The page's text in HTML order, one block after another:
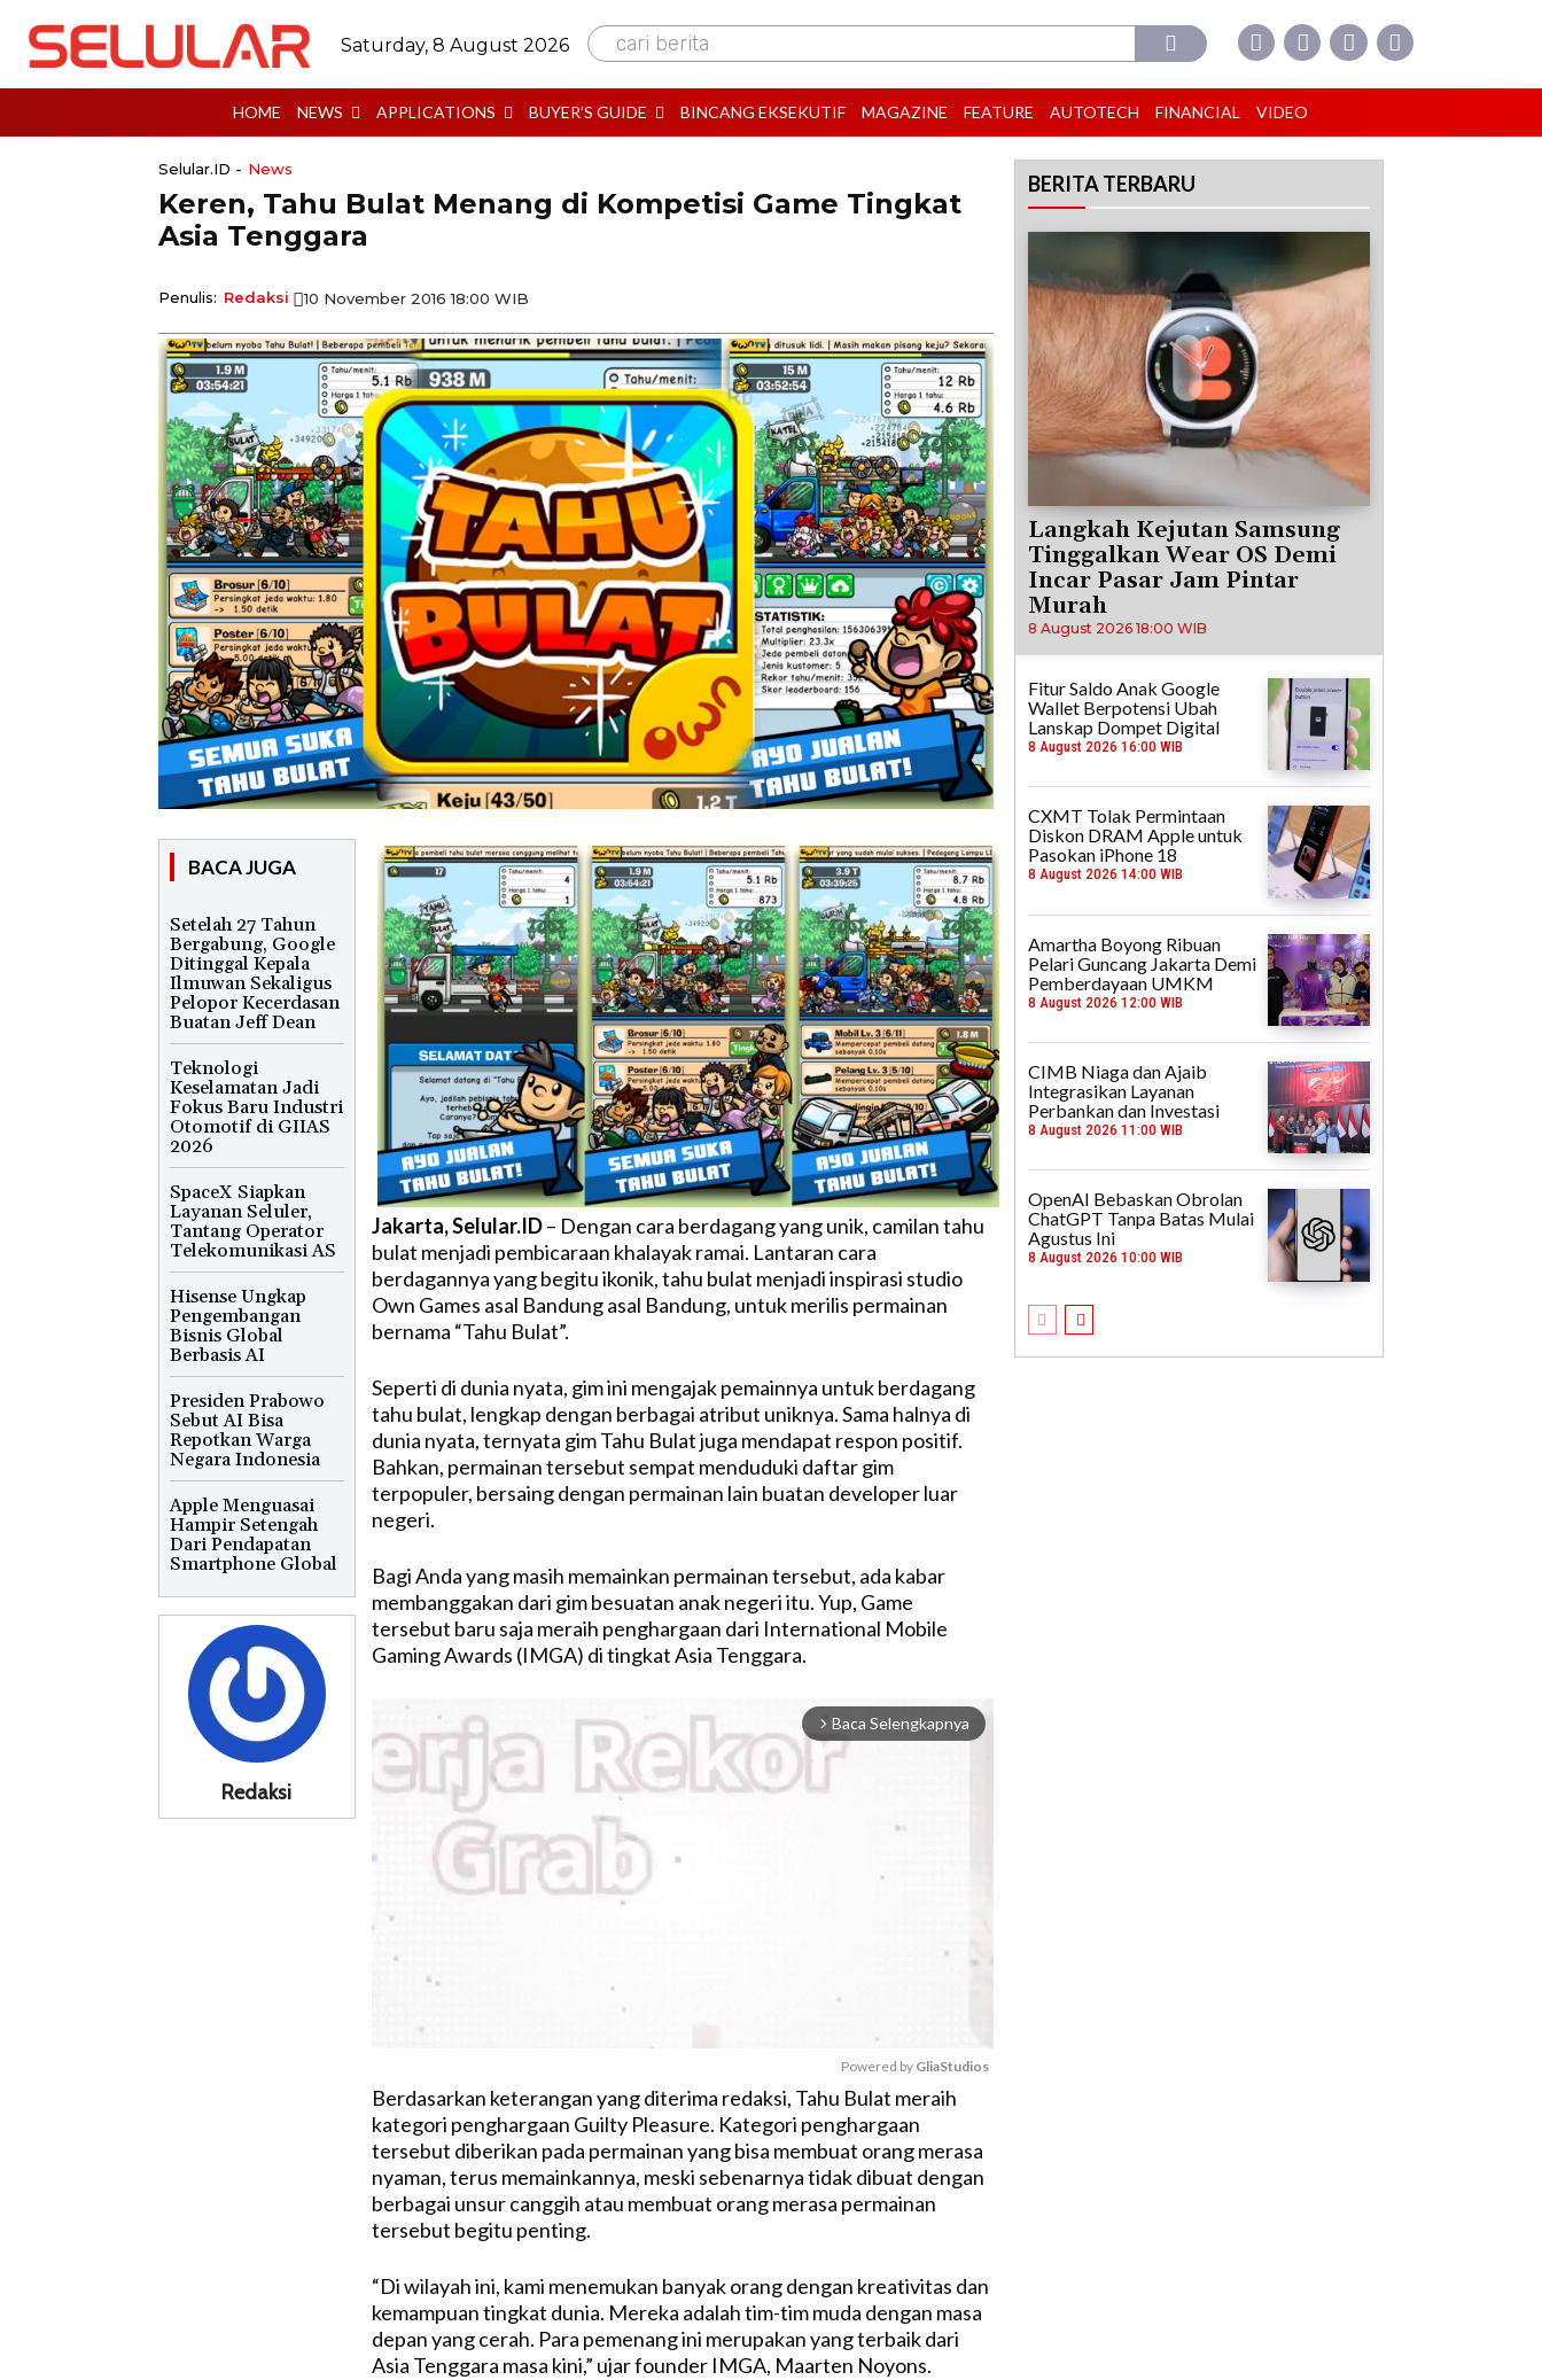
Saturday, 8 August 2026 cari berita
HOME NEWS APPLICATIONS BUYER’S GUIDE BINCANG EKSEKUTIF MAGAZINE FEATURE AUTOTECH FINANCIAL VIDEO
Selular.ID - News
Keren, Tahu Bulat Menang di Kompetisi Game Tingkat
Asia Tenggara
Penulis: Redaksi 10 November 2016 18:00 WIB
BACA JUGA
Setelah 27 Tahun
Bergabung, Google
Ditinggal Kepala
Ilmuwan Sekaligus
Pelopor Kecerdasan
Buatan Jeff Dean
Teknologi
Keselamatan Jadi
Fokus Baru Industri
Otomotif di GIIAS
2026
SpaceX Siapkan
Layanan Seluler,
Tantang Operator
Telekomunikasi AS
Hisense Ungkap
Pengembangan
Bisnis Global
Berbasis AI
Presiden Prabowo
Sebut AI Bisa
Repotkan Warga
Negara Indonesia
Apple Menguasai
Hampir Setengah
Dari Pendapatan
Smartphone Global
Redaksi
Jakarta, Selular.ID– Dengan cara berdagang yang unik, camilan tahu
bulat menjadi pembicaraan khalayak ramai. Lantaran cara
berdagannya yang begitu ikonik, tahu bulat menjadi inspirasi studio
Own Games asal Bandung asal Bandung, untuk merilis permainan
bernama “Tahu Bulat”.
Seperti di dunia nyata, gim ini mengajak pemainnya untuk berdagang
tahu bulat, lengkap dengan berbagai atribut uniknya. Sama halnya di
dunia nyata, ternyata gim Tahu Bulat juga mendapat respon positif.
Bahkan, permainan tersebut sempat menduduki daftar gim
terpopuler, bersaing dengan permainan lain buatan developer luar
negeri.
Bagi Anda yang masih memainkan permainan tersebut, ada kabar
membanggakan dari gim besuatan anak negeri itu. Yup, Game
tersebut baru saja meraih penghargaan dari International Mobile
Gaming Awards (IMGA) di tingkat Asia Tenggara.
arrow_forward_ios Baca Selengkapnya
M
u
Powered by GliaStudios
Berdasarkan keterangan yang diterima redaksi, Tahu Bulat meraih
kategori penghargaan Guilty Pleasure. Kategori penghargaan
tersebut diberikan pada permainan yang bisa membuat orang merasa
nyaman, terus memainkannya, meski sebenarnya tidak dibuat dengan
berbagai unsur canggih atau membuat orang merasa permainan
tersebut begitu penting.
“Di wilayah ini, kami menemukan banyak orang dengan kreativitas dan
kemampuan tingkat dunia. Mereka adalah tim-tim muda dengan masa
depan yang cerah. Para pemenang ini merupakan yang terbaik dari
Asia Tenggara masa kini,” ujar founder IMGA, Maarten Noyons.
BERITA TERBARU
Langkah Kejutan Samsung
Tinggalkan Wear OS Demi
Incar Pasar Jam Pintar
Murah
8 August 2026 18:00 WIB
Fitur Saldo Anak Google
Wallet Berpotensi Ubah
Lanskap Dompet Digital
8 August 2026 16:00 WIB
CXMT Tolak Permintaan
Diskon DRAM Apple untuk
Pasokan iPhone 18
8 August 2026 14:00 WIB
Amartha Boyong Ribuan
Pelari Guncang Jakarta Demi
Pemberdayaan UMKM
8 August 2026 12:00 WIB
CIMB Niaga dan Ajaib
Integrasikan Layanan
Perbankan dan Investasi
8 August 2026 11:00 WIB
OpenAI Bebaskan Obrolan
ChatGPT Tanpa Batas Mulai
Agustus Ini
8 August 2026 10:00 WIB